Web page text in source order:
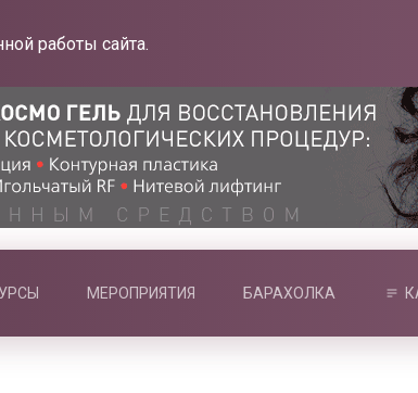
работы сайта.
МЕРОПРИЯТИЯ БАРАХОЛКА